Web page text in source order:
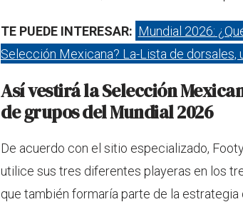
TE PUEDE INTERESAR: Mundial 2026:
Selección Mexicana? La-Lista de dorsales,
Así vestirá la Selección
de grupos del Mundial 2026
De acuerdo con el sitio especializado,
utilice sus tres diferentes playeras en los
que también formaría parte de la